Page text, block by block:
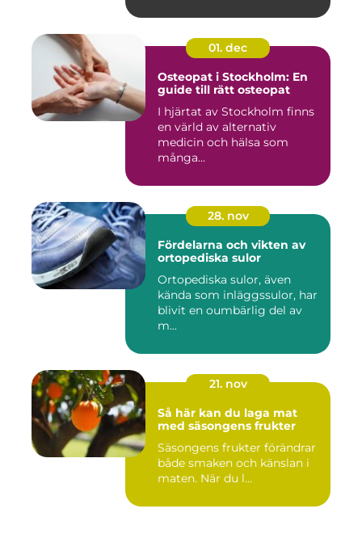
01. dec
Osteopat i Stockholm: En
guide till rätt osteopat
I hjärtat av Stockholm finns
en värld av alternativ
medicin och hälsa som
många...
28. nov
Fördelarna och vikten av
ortopediska sulor
Ortopediska sulor, även
kända som inläggssulor, har
blivit en oumbärlig del av
m...
21. nov
Så här kan du laga mat
med säsongens frukter
Säsongens frukter förändrar
både smaken och känslan i
maten. När du l...